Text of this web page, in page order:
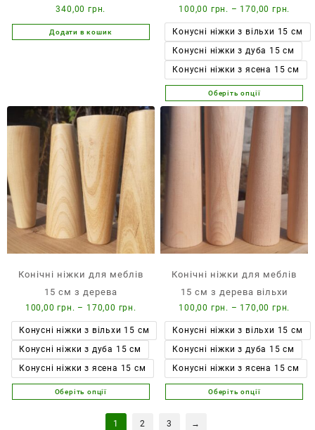
340,00грн.
Додати в кошик
100,00 грн. – 170,00 грн.
цін:
до
Конусні ніжки з вільхи 15 см
Конусні ніжки з дуба 15 см
Конусні ніжки з ясена 15 см
Оберіть опції
Цей
товар
має
кілька
варіантів.
Параметри
можна
вибрати
на
сторінці
товару
Конічні ніжки для меблів
15 см з дерева
100,00грн. – 170,00 грн.
цін:
100,00 грн.
до
170,00 грн.
Конусні ніжки з вільхи 15 см
Конусні ніжки з дуба 15 см
Конусні ніжки з ясена 15 см
Оберіть опції
Цей
Конічні ніжки для меблів
15 см з дерева вільхи
100,00 грн. – 170,00 грн.
цін:
до
Конусні ніжки з вільхи 15 см
Конусні ніжки з дуба 15 см
Конусні ніжки з ясена 15 см
Оберіть опції
Цей
1 2 3 →